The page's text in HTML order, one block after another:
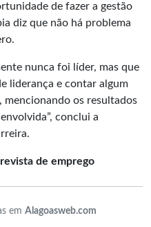
de fazer a gestão
diz que não há problema
nunca foi líder, mas que
liderança e contar algum
os resultados
conclui a
de emprego
em Alagoasweb.com